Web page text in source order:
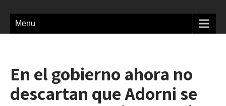
Menu
En el gobierno ahora no
descartan que Adorni se